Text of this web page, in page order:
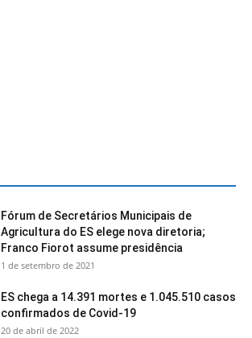
Fórum de Secretários Municipais de
Agricultura do ES elege nova diretoria;
Franco Fiorot assume presidência
1 de setembro de 2021
ES chega a 14.391 mortes e 1.045.510 casos
confirmados de Covid-19
20 de abril de 2022